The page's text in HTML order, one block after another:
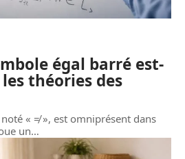
égal barré est-
théories des
« ≠ », est omniprésent dans
un…